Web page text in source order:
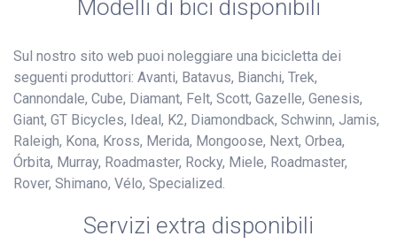
Modelli di bici disponibili
Sul nostro sito web puoi noleggiare una bicicletta dei
seguenti produttori: Avanti, Batavus, Bianchi, Trek,
Cannondale, Cube, Diamant, Felt, Scott, Gazelle, Genesis,
Giant, GT Bicycles, Ideal, K2, Diamondback, Schwinn, Jamis,
Raleigh, Kona, Kross, Merida, Mongoose, Next, Orbea,
Órbita, Murray, Roadmaster, Rocky, Miele, Roadmaster,
Rover, Shimano, Vélo, Specialized.
Servizi extra disponibili